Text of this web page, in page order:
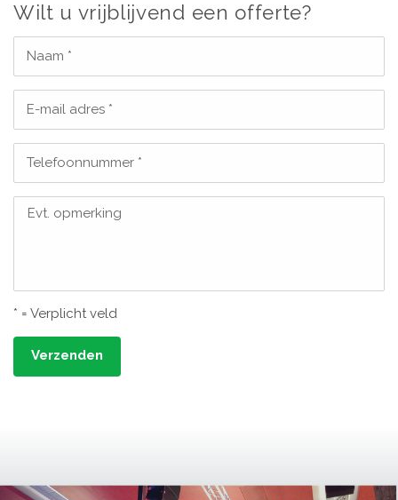
Wilt u vrijblijvend een offerte?
Naam *
E-mail adres *
Telefoonnummer *
Evt. opmerking
* = Verplicht veld
Verzenden